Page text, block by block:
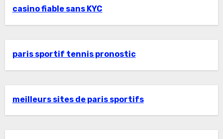
casino fiable sans KYC
paris sportif tennis pronostic
meilleurs sites de paris sportifs